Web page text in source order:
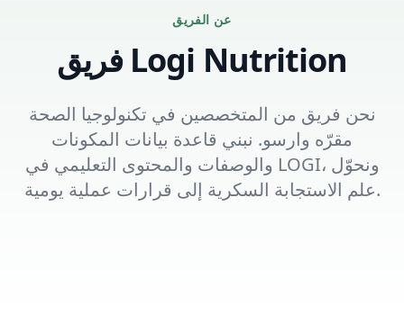
عن الفريق
فريق Logi Nutrition
نحن فريق من المتخصصين في تكنولوجيا الصحة
مقرّه وارسو. نبني قاعدة بيانات المكونات
والوصفات والمحتوى التعليمي في LOGI، ونحوّل
علم الاستجابة السكرية إلى قرارات عملية يومية.